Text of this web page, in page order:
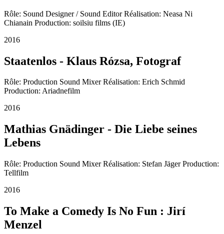
Rôle: Sound Designer / Sound Editor Réalisation: Neasa Ni
Chianain Production: soilsiu films (IE)
2016
Staatenlos - Klaus Rózsa, Fotograf
Rôle: Production Sound Mixer Réalisation: Erich Schmid
Production: Ariadnefilm
2016
Mathias Gnädinger - Die Liebe seines
Lebens
Rôle: Production Sound Mixer Réalisation: Stefan Jäger Production:
Tellfilm
2016
To Make a Comedy Is No Fun : Jirí
Menzel